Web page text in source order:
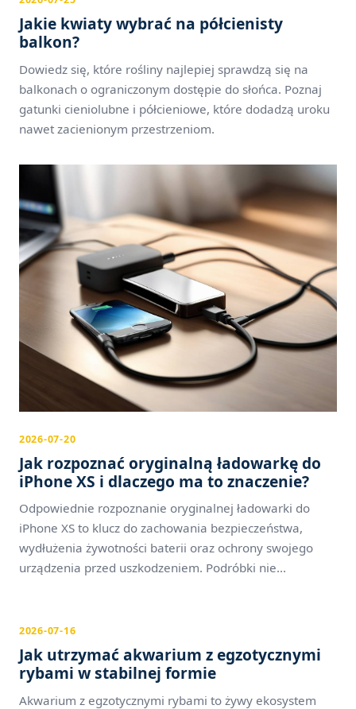
Jakie kwiaty wybrać na półcienisty
balkon?
Dowiedz się, które rośliny najlepiej sprawdzą się na
balkonach o ograniczonym dostępie do słońca. Poznaj
gatunki cieniolubne i półcieniowe, które dodadzą uroku
nawet zacienionym przestrzeniom.
2026-07-20
Jak rozpoznać oryginalną ładowarkę do
iPhone XS i dlaczego ma to znaczenie?
Odpowiednie rozpoznanie oryginalnej ładowarki do
iPhone XS to klucz do zachowania bezpieczeństwa,
wydłużenia żywotności baterii oraz ochrony swojego
urządzenia przed uszkodzeniem. Podróbki nie...
2026-07-16
Jak utrzymać akwarium z egzotycznymi
rybami w stabilnej formie
Akwarium z egzotycznymi rybami to żywy ekosystem